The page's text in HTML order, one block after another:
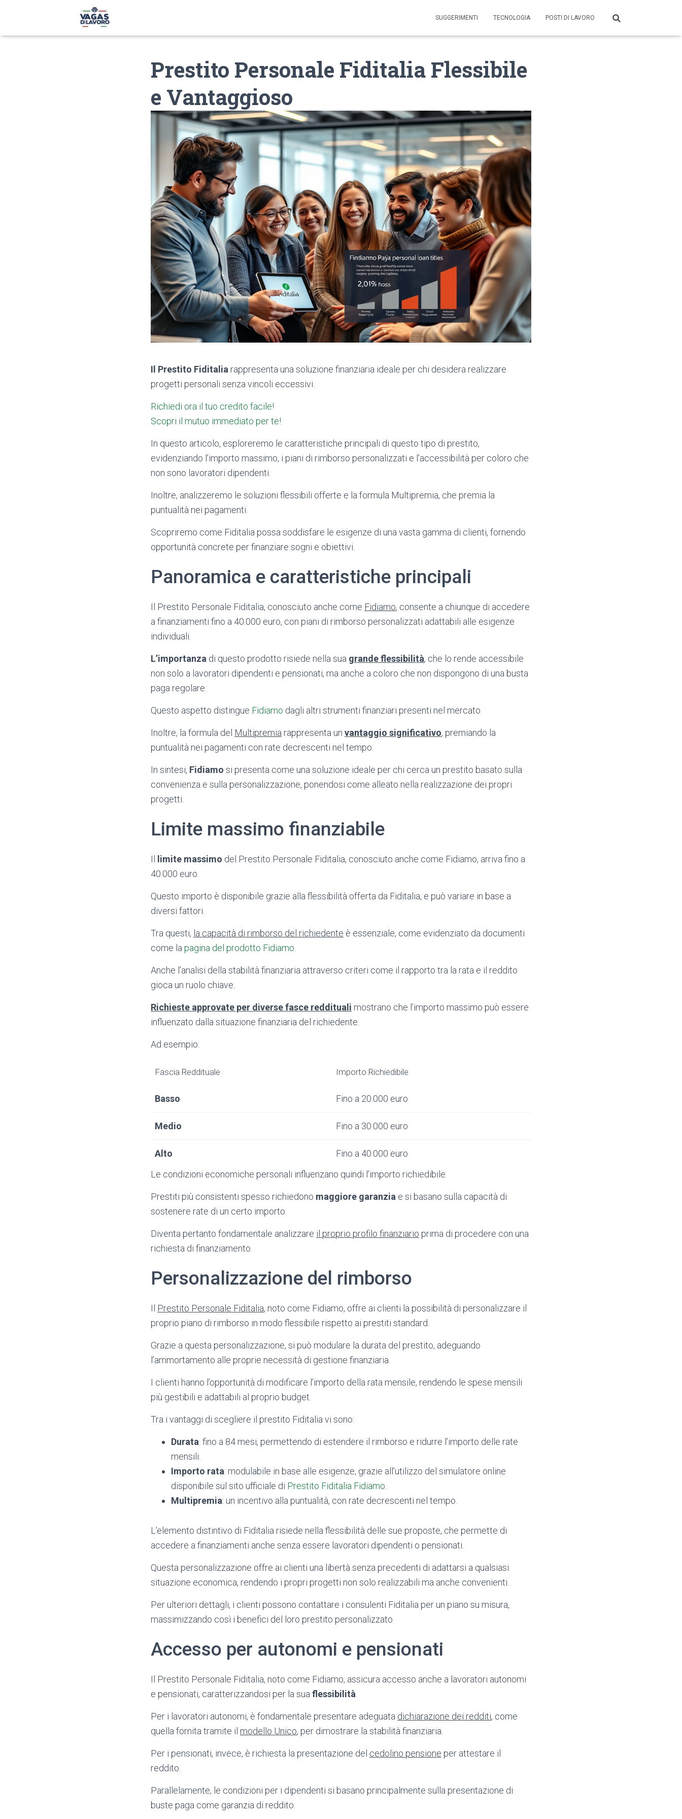
SUGGERIMENTI TECNOLOGIA POSTI DI LAVORO
Prestito Personale Fiditalia Flessibile
e Vantaggioso
Il Prestito Fiditalia rappresenta una soluzione finanziaria ideale per chi desidera realizzare
progetti personali senza vincoli eccessivi.
Richiedi ora il tuo credito facile!
Scopri il mutuo immediato per te!
In questo articolo, esploreremo le caratteristiche principali di questo tipo di prestito,
evidenziando l’importo massimo, i piani di rimborso personalizzati e l’accessibilità per coloro che
non sono lavoratori dipendenti.
Inoltre, analizzeremo le soluzioni flessibili offerte e la formula Multipremia, che premia la
puntualità nei pagamenti.
Scopriremo come Fiditalia possa soddisfare le esigenze di una vasta gamma di clienti, fornendo
opportunità concrete per finanziare sogni e obiettivi.
Panoramica e caratteristiche principali
Il Prestito Personale Fiditalia, conosciuto anche come Fidiamo, consente a chiunque di accedere
a finanziamenti fino a 40.000 euro, con piani di rimborso personalizzati adattabili alle esigenze
individuali.
L’importanza di questo prodotto risiede nella sua grande flessibilità, che lo rende accessibile
non solo a lavoratori dipendenti e pensionati, ma anche a coloro che non dispongono di una busta
paga regolare.
Questo aspetto distingue Fidiamo dagli altri strumenti finanziari presenti nel mercato.
Inoltre, la formula del Multipremia rappresenta un vantaggio significativo, premiando la
puntualità nei pagamenti con rate decrescenti nel tempo.
In sintesi, Fidiamo si presenta come una soluzione ideale per chi cerca un prestito basato sulla
convenienza e sulla personalizzazione, ponendosi come alleato nella realizzazione dei propri
progetti.
Limite massimo finanziabile
Il limite massimo del Prestito Personale Fiditalia, conosciuto anche come Fidiamo, arriva fino a
40.000 euro.
Questo importo è disponibile grazie alla flessibilità offerta da Fiditalia, e può variare in base a
diversi fattori.
Tra questi, la capacità di rimborso del richiedente è essenziale, come evidenziato da documenti
come la pagina del prodotto Fidiamo
Anche l’analisi della stabilità finanziaria attraverso criteri come il rapporto tra la rata e il reddito
gioca un ruolo chiave.
Richieste approvate per diverse fasce reddituali mostrano che l’importo massimo può essere
influenzato dalla situazione finanziaria del richiedente.
Ad esempio:
Fascia Reddituale Importo Richiedibile
Basso Fino a 20.000 euro
Medio Fino a 30.000 euro
Alto
Fino a 40.000 euro
Le condizioni economiche personali influenzano quindi l’importo richiedibile.
Prestiti più consistenti spesso richiedono maggiore garanzia e si basano sulla capacità di
sostenere rate di un certo importo.
Diventa pertanto fondamentale analizzare il proprio profilo finanziario prima di procedere con una
richiesta di finanziamento.
Personalizzazione del rimborso
Il Prestito Personale Fiditalia, noto come Fidiamo, offre ai clienti la possibilità di personalizzare il
proprio piano di rimborso in modo flessibile rispetto ai prestiti standard.
Grazie a questa personalizzazione, si può modulare la durata del prestito, adeguando
l’ammortamento alle proprie necessità di gestione finanziaria.
I clienti hanno l’opportunità di modificare l’importo della rata mensile, rendendo le spese mensili
più gestibili e adattabili al proprio budget.
Tra i vantaggi di scegliere il prestito Fiditalia vi sono:
Durata: fino a 84 mesi, permettendo di estendere il rimborso e ridurre l’importo delle rate
mensili.
Importo rata: modulabile in base alle esigenze, grazie all’utilizzo del simulatore online
disponibile sul sito ufficiale di Prestito Fiditalia Fidiamo
Multipremia: un incentivo alla puntualità, con rate decrescenti nel tempo.
L’elemento distintivo di Fiditalia risiede nella flessibilità delle sue proposte, che permette di
accedere a finanziamenti anche senza essere lavoratori dipendenti o pensionati.
Questa personalizzazione offre ai clienti una libertà senza precedenti di adattarsi a qualsiasi
situazione economica, rendendo i propri progetti non solo realizzabili ma anche convenienti.
Per ulteriori dettagli, i clienti possono contattare i consulenti Fiditalia per un piano su misura,
massimizzando così i benefici del loro prestito personalizzato.
Accesso per autonomi e pensionati
Il Prestito Personale Fiditalia, noto come Fidiamo, assicura accesso anche a lavoratori autonomi
e pensionati, caratterizzandosi per la sua flessibilità
Per i lavoratori autonomi, è fondamentale presentare adeguata dichiarazione dei redditi, come
quella fornita tramite il modello Unico, per dimostrare la stabilità finanziaria.
Per i pensionati, invece, è richiesta la presentazione del cedolino pensione per attestare il
reddito.
Parallelamente, le condizioni per i dipendenti si basano principalmente sulla presentazione di
buste paga come garanzia di reddito.